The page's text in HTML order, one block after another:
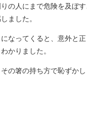
の人にまで危険を及ぼ
ました。
なってくると、意外と
かりました。
の箸の持ち方で恥ずか